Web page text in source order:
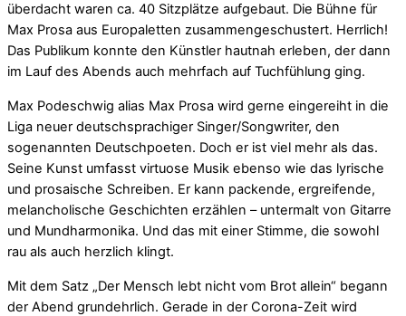
überdacht waren ca. 40 Sitzplätze aufgebaut. Die Bühne für
Max Prosa aus Europaletten zusammengeschustert. Herrlich!
Das Publikum konnte den Künstler hautnah erleben, der dann
im Lauf des Abends auch mehrfach auf Tuchfühlung ging.
Max Podeschwig alias Max Prosa wird gerne eingereiht in die
Liga neuer deutschsprachiger Singer/Songwriter, den
sogenannten Deutschpoeten. Doch er ist viel mehr als das.
Seine Kunst umfasst virtuose Musik ebenso wie das lyrische
und prosaische Schreiben. Er kann packende, ergreifende,
melancholische Geschichten erzählen – untermalt von Gitarre
und Mundharmonika. Und das mit einer Stimme, die sowohl
rau als auch herzlich klingt.
Mit dem Satz „Der Mensch lebt nicht vom Brot allein“ begann
der Abend grundehrlich. Gerade in der Corona-Zeit wird